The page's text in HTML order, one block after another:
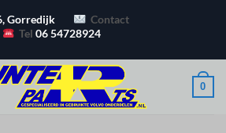
Gorredijk
Contact
Tel06 54728924
0